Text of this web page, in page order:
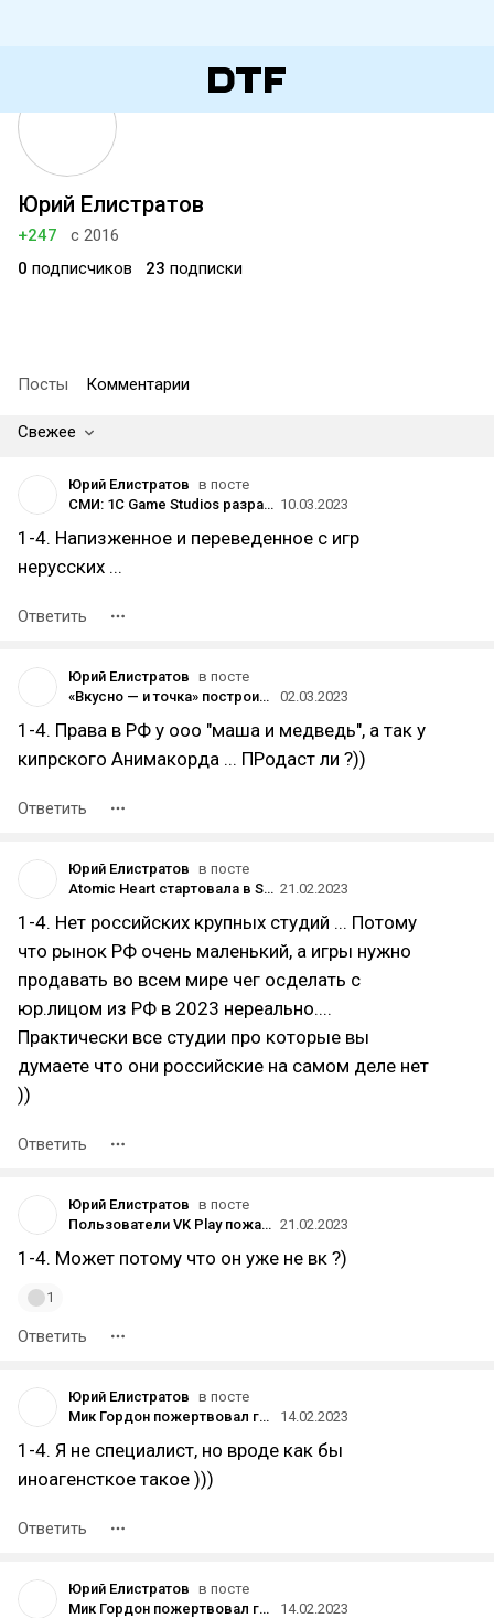
Юрий Елистратов
+247
с 2016
0 подписчиков 23 подписки
Посты Комментарии
Свежее
Юрий Елистратов в посте
СМИ: 1С Game Studios разрабатывает игру по вселенной «Сказки Старой Руси» российского художника 10.03.2023
1-4. Напизженное и переведенное с игр
нерусских ...
Ответить
Юрий Елистратов в посте
«Вкусно — и точка» построит фабрику игрушек для аналога «Хэппи Мил» с героями российских мультфильмов
02.03.2023
1-4. Права в РФ у ооо "маша и медведь", а так у
кипрского Анимакорда ... ПРодаст ли ?))
Ответить
Юрий Елистратов в посте
Atomic Heart стартовала в Steam с 89% положительных отзывов, а количество одновременных игроков достигло 38 тысяч 21.02.2023
1-4. Нет российских крупных студий ... Потому
что рынок РФ очень маленький, а игры нужно
продавать во всем мире чег осделать с
юр.лицом из РФ в 2023 нереально....
Практически все студии про которые вы
думаете что они российские на самом деле нет
))
Ответить
Юрий Елистратов в посте
Пользователи VK Play пожаловались на низкую скорость загрузки — они не могут скачать Atomic Heart 21.02.2023
1-4. Может потому что он уже не вк ?)
1
Ответить
Юрий Елистратов в посте
Мик Гордон пожертвовал гонорар за саундтрек к Atomic Heart пострадавшим в результате конфликта в Украине
14.02.2023
1-4. Я не специалист, но вроде как бы
иноагенсткое такое )))
Ответить
Юрий Елистратов в посте
Мик Гордон пожертвовал гонорар за саундтрек к Atomic Heart пострадавшим в результате конфликта в Украине
14.02.2023